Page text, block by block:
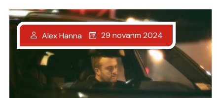
Alex Hanna 29 novanm 2024